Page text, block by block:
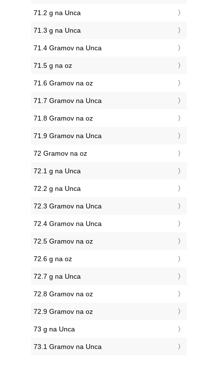
71.2 g na Unca
71.3 g na Unca
71.4 Gramov na Unca
71.5 g na oz
71.6 Gramov na oz
71.7 Gramov na Unca
71.8 Gramov na oz
71.9 Gramov na Unca
72 Gramov na oz
72.1 g na Unca
72.2 g na Unca
72.3 Gramov na Unca
72.4 Gramov na Unca
72.5 Gramov na oz
72.6 g na oz
72.7 g na Unca
72.8 Gramov na oz
72.9 Gramov na oz
73 g na Unca
73.1 Gramov na Unca